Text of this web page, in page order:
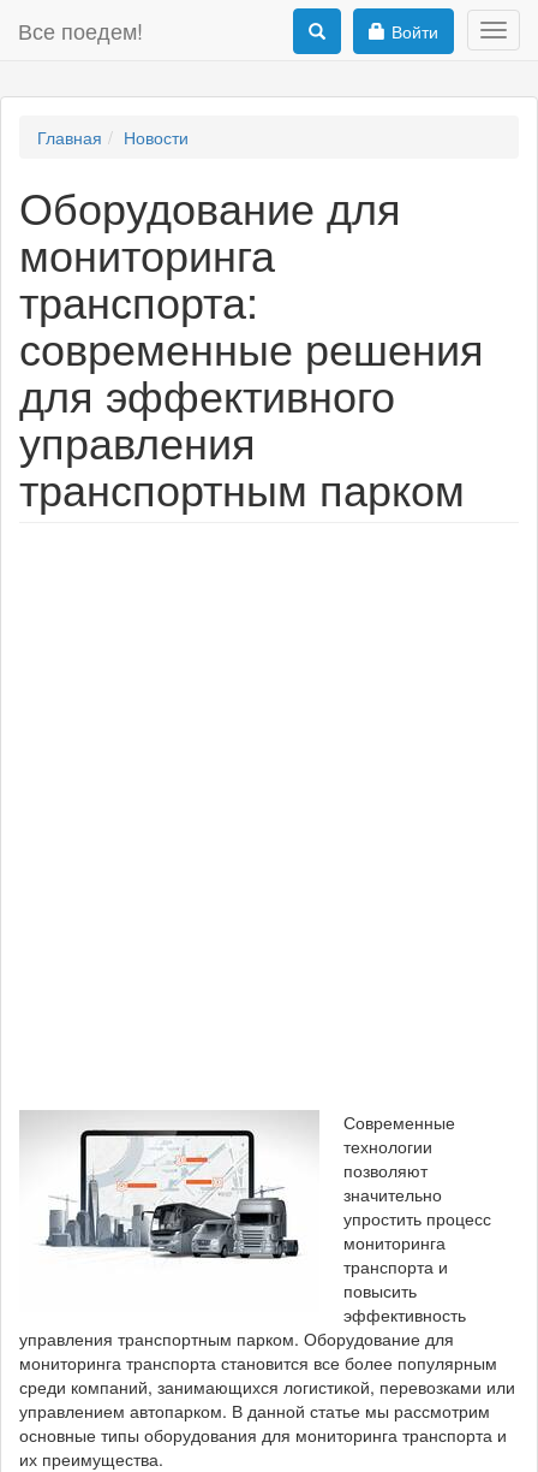
Все поедем! Войти
Главная Новости
Оборудование для
мониторинга
транспорта:
современные решения
для эффективного
управления
транспортным парком
Современные
технологии
позволяют
значительно
упростить процесс
мониторинга
транспорта и
повысить
эффективность
управления транспортным парком. Оборудование для
мониторинга транспорта становится все более популярным
среди компаний, занимающихся логистикой, перевозками или
управлением автопарком. В данной статье мы рассмотрим
основные типы оборудования для мониторинга транспорта и
их преимущества.